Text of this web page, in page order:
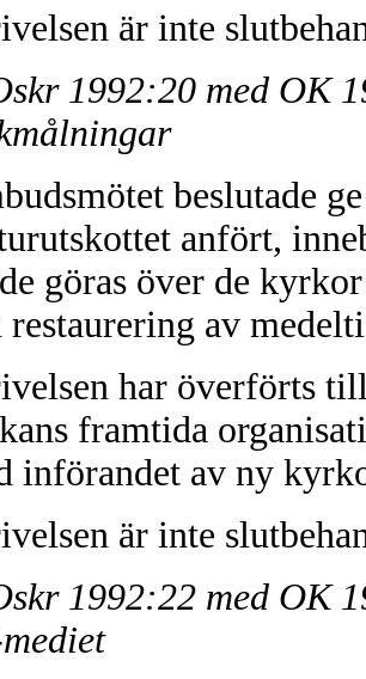
är inte
1992:20 med OK
beslutade
anfört,
göras över de
restaurering av
har överförts
framtida
införandet av ny
är inte
1992:22 med OK